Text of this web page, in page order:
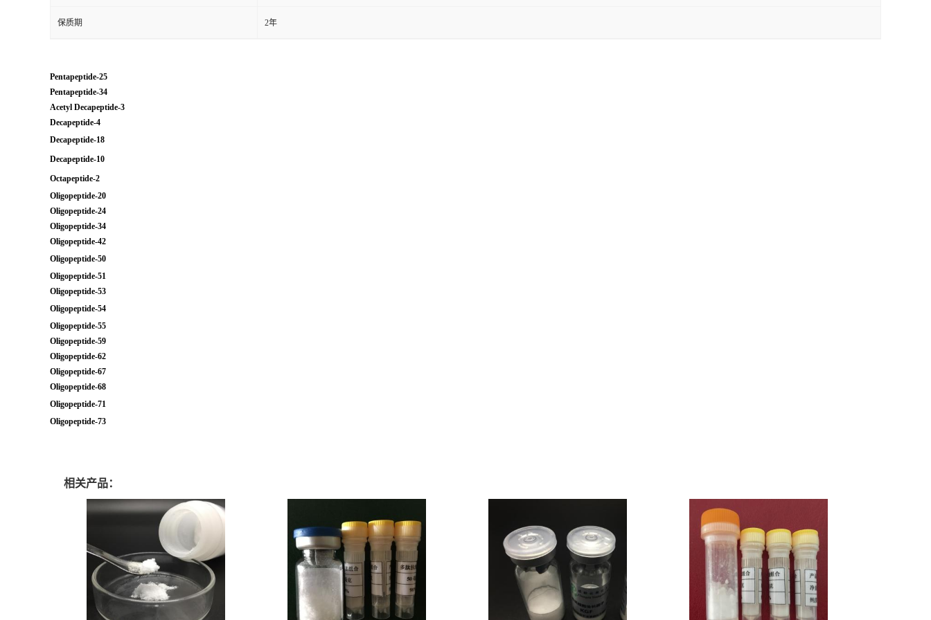
保质期 2年
Pentapeptide-25
Pentapeptide-34
Acetyl Decapeptide-3
Decapeptide-4
Decapeptide-18
Decapeptide-10
Octapeptide-2
Oligopeptide-20
Oligopeptide-24
Oligopeptide-34
Oligopeptide-42
Oligopeptide-50
Oligopeptide-51
Oligopeptide-53
Oligopeptide-54
Oligopeptide-55
Oligopeptide-59
Oligopeptide-62
Oligopeptide-67
Oligopeptide-68
Oligopeptide-71
Oligopeptide-73
相关产品：